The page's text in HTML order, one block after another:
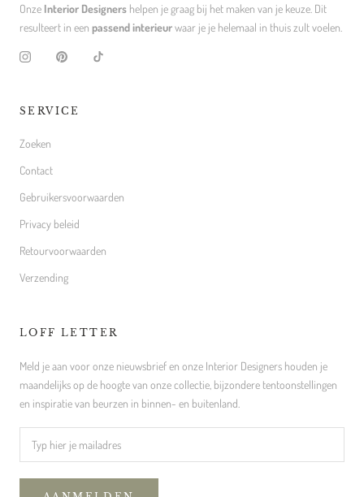
Onze Interior Designers helpen je graag bij het maken van je keuze. Dit
resulteert in een passend interieurwaar je je helemaal in thuis zult voelen.
SERVICE
Zoeken
Contact
Gebruikersvoorwaarden
Privacy beleid
Retourvoorwaarden
Verzending
LOFF LETTER
Meld je aan voor onze nieuwsbrief en onze Interior Designers houden je
maandelijks op de hoogte van onze collectie, bijzondere tentoonstellingen
en inspiratie van beurzen in binnen- en buitenland.